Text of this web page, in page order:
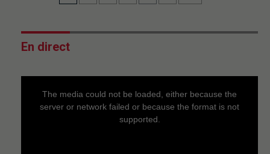
En direct
The media could not be loaded, either because the
server or network failed or because the format is not
supported.